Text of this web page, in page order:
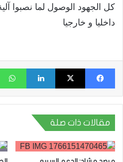
كل الجهود الوصول لما نصبوا
داخليا و خارجيا
فيسبوك X لينكدإن
مقالات ذات صلة